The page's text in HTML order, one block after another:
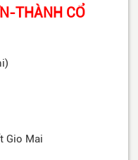
THÀNH CỔ
Gio Mai